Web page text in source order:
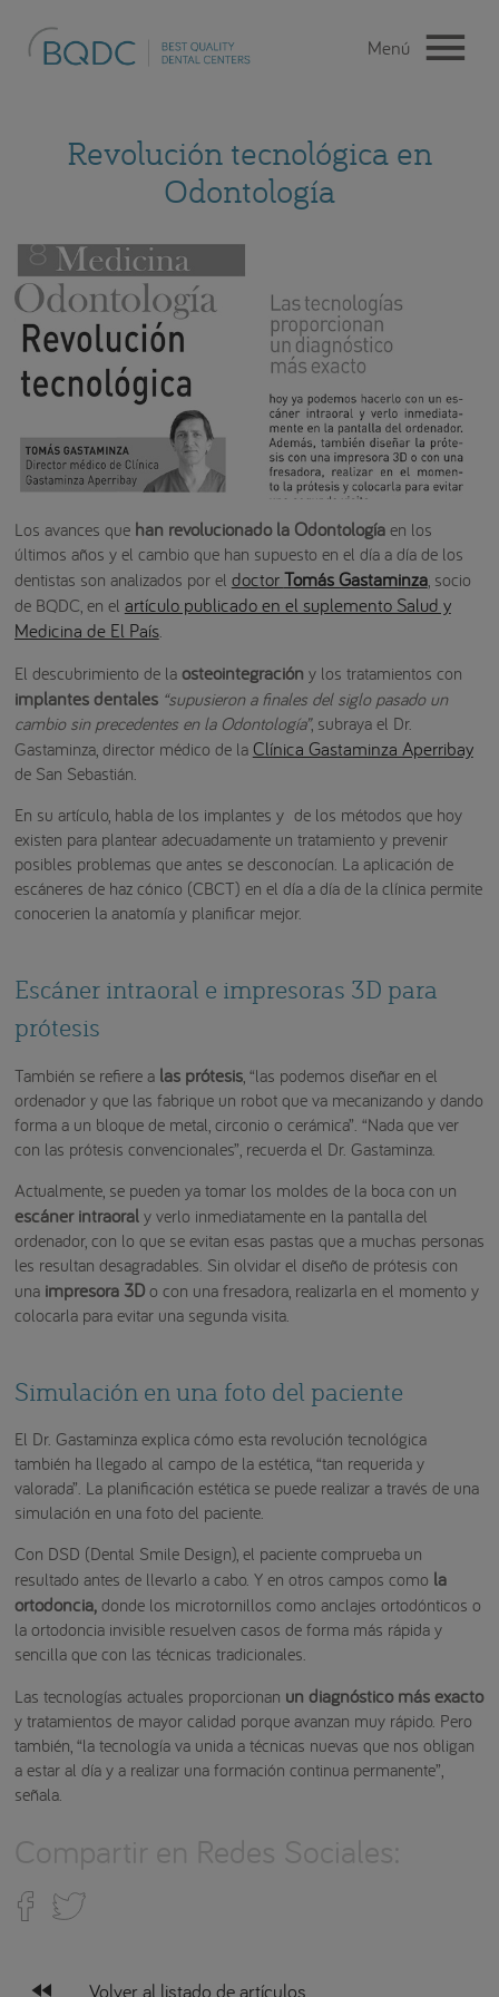
Revolución tecnológica en
Odontología
Los avances que han revolucionado la Odontologíaen los
últimos años y el cambio que han supuesto en el día a día de los
dentistas son analizados por el doctorTomás Gastaminza, socio
de BQDC, en el artículo publicado en el suplemento Salud y
Medicina de El País.
El descubrimiento de la osteointegración y los tratamientos con
implantes dentales “supusieron a finales del siglo pasado un
cambio sin precedentes en la Odontología”, subraya el Dr.
Gastaminza, director médico de la Clínica Gastaminza Aperribay
de San Sebastián.
En su artículo, habla de los implantes y de los métodos que hoy
existen para plantear adecuadamente un tratamiento y prevenir
posibles problemas que antes se desconocían. La aplicación de
escáneres de haz cónico (CBCT) en el día a día de la clínica permite
conocerien la anatomía y planificar mejor.
Escáner intraoral e impresoras 3D para
prótesis
También se refiere a las prótesis, “las podemos diseñar en el
ordenador y que las fabrique un robot que va mecanizando y dando
forma a un bloque de metal, circonio o cerámica”. “Nada que ver
con las prótesis convencionales”, recuerda el Dr. Gastaminza.
Actualmente, se pueden ya tomar los moldes de la boca con un
escáner intraoraly verlo inmediatamente en la pantalla del
ordenador, con lo que se evitan esas pastas que a muchas personas
les resultan desagradables. Sin olvidar el diseño de prótesis con
una impresora 3Do con una fresadora, realizarla en el momento y
colocarla para evitar una segunda visita.
Simulación en una foto del paciente
El Dr. Gastaminza explica cómo esta revolución tecnológica
también ha llegado al campo de la estética, “tan requerida y
valorada”. La planificación estética se puede realizar a través de una
simulación en una foto del paciente.
Con DSD (Dental Smile Design), el paciente comprueba un
resultado antes de llevarlo a cabo. Y en otros campos como la
ortodoncia,donde los microtornillos como anclajes ortodónticos o
la ortodoncia invisible resuelven casos de forma más rápida y
sencilla que con las técnicas tradicionales.
Las tecnologías actuales proporcionan un diagnóstico más exacto
y tratamientos de mayor calidad porque avanzan muy rápido. Pero
también, “la tecnología va unida a técnicas nuevas que nos obligan
a estar al día y a realizar una formación continua permanente”,
señala.
fast_rewind Volver al listado de artículos